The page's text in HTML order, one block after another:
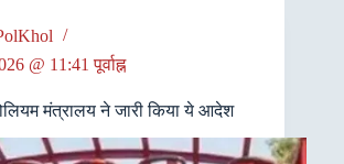
@ 11:41 पूर्वाह्न
मंत्रालय ने जारी किया ये आदेश